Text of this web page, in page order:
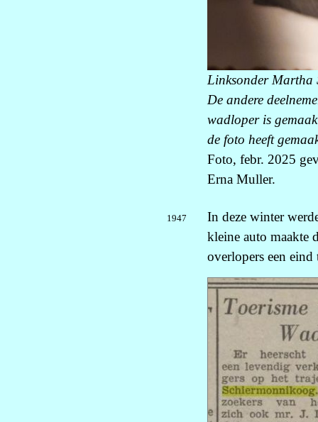
Linksonder Martha
De andere
wadloper is
de foto heeft
Foto, febr. 2025
Erna Muller.
1947
In deze winter
kleine auto maakte
overlopers een eind